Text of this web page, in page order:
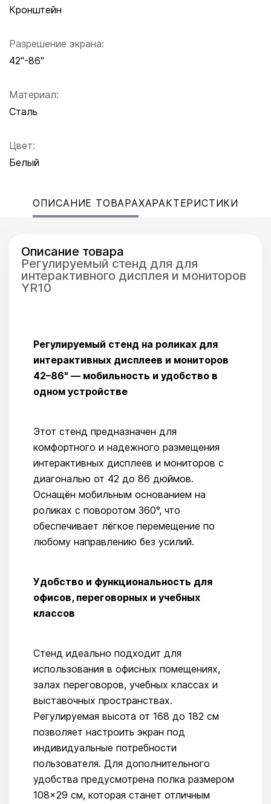
Кронштейн
Разрешение экрана:
42"-86"
Материал:
Сталь
Цвет:
Белый
ОПИСАНИЕ ТОВАРАХАРАКТЕРИСТИКИ
Описание товара
Регулируемый стенд для для
интерактивного дисплея и мониторов
YR10
Регулируемый стенд на роликах для
интерактивных дисплеев и мониторов
42–86" — мобильность и удобство в
одном устройстве
Этот стенд предназначен для
комфортного и надежного размещения
интерактивных дисплеев и мониторов с
диагональю от 42 до 86 дюймов.
Оснащён мобильным основанием на
роликах с поворотом 360°, что
обеспечивает лёгкое перемещение по
любому направлению без усилий.
Удобство и функциональность для
офисов, переговорных и учебных
классов
Стенд идеально подходит для
использования в офисных помещениях,
залах переговоров, учебных классах и
выставочных пространствах.
Регулируемая высота от 168 до 182 см
позволяет настроить экран под
индивидуальные потребности
пользователя. Для дополнительного
удобства предусмотрена полка размером
108×29 см, которая станет отличным